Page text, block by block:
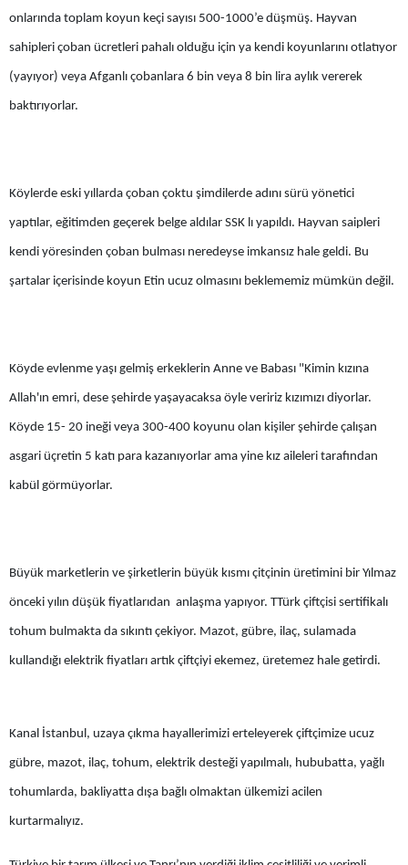
Zonguldak
Kırıkkale
Batman
Ardahan
Iğdır
Düzce
onlarında toplam koyun keçi sayısı 500-1000’e düşmüş. Hayvan
sahipleri çoban ücretleri pahalı olduğu için ya kendi koyunlarını otlatıyor
(yayıyor) veya Afganlı çobanlara 6 bin veya 8 bin lira aylık vererek
baktırıyorlar.
Köylerde eski yıllarda çoban çoktu şimdilerde adını sürü yönetici
yaptılar, eğitimden geçerek belge aldılar SSK lı yapıldı. Hayvan saipleri
kendi yöresinden çoban bulması neredeyse imkansız hale geldi. Bu
şartalar içerisinde koyun Etin ucuz olmasını beklememiz mümkün değil.
Köyde evlenme yaşı gelmiş erkeklerin Anne ve Babası "Kimin kızına
Allah'ın emri, dese şehirde yaşayacaksa öyle veririz kızımızı diyorlar.
Köyde 15- 20 ineği veya 300-400 koyunu olan kişiler şehirde çalışan
asgari üçretin 5 katı para kazanıyorlar ama yine kız aileleri tarafından
kabül görmüyorlar.
Büyük marketlerin ve şirketlerin büyük kısmı çitçinin üretimini bir Yılmaz
önceki yılın düşük fiyatlarıdan anlaşma yapıyor. TTürk çiftçisi sertifikalı
tohum bulmakta da sıkıntı çekiyor. Mazot, gübre, ilaç, sulamada
kullandığı elektrik fiyatları artık çiftçiyi ekemez, üretemez hale getirdi.
Kanal İstanbul, uzaya çıkma hayallerimizi erteleyerek çiftçimize ucuz
gübre, mazot, ilaç, tohum, elektrik desteği yapılmalı, hububatta, yağlı
tohumlarda, bakliyatta dışa bağlı olmaktan ülkemizi acilen
kurtarmalıyız.